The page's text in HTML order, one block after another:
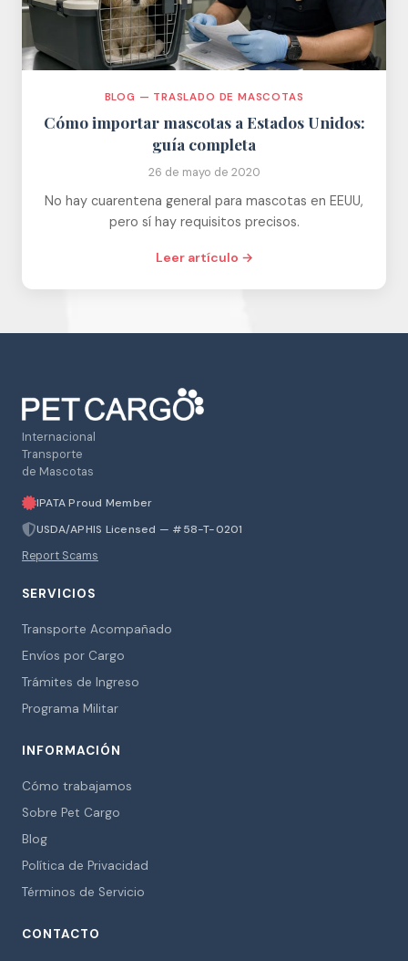
BLOG — TRASLADO DE MASCOTAS
Cómo importar mascotas a Estados Unidos:
guía completa
26 de mayo de 2020
No hay cuarentena general para mascotas en EEUU,
pero sí hay requisitos precisos.
Leer artículo →
Internacional
Transporte
de Mascotas
IPATA Proud Member
USDA/APHIS Licensed — #58-T-0201
Report Scams
SERVICIOS
Transporte Acompañado
Envíos por Cargo
Trámites de Ingreso
Programa Militar
INFORMACIÓN
Cómo trabajamos
Sobre Pet Cargo
Blog
Política de Privacidad
Términos de Servicio
CONTACTO